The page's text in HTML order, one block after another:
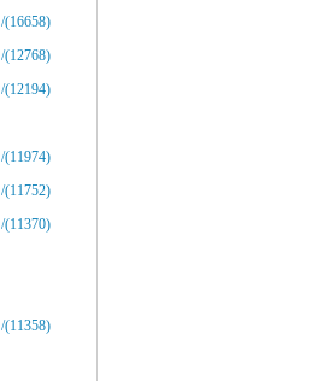
/(16658)
/(12768)
/(12194)
/(11974)
/(11752)
/(11370)
/(11358)